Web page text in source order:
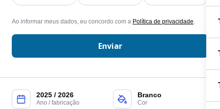
2025 / 2026
Ano / fabricação
Branco
Cor
Ao informar meus dados, eu concordo com a Política de privacidade
Enviar